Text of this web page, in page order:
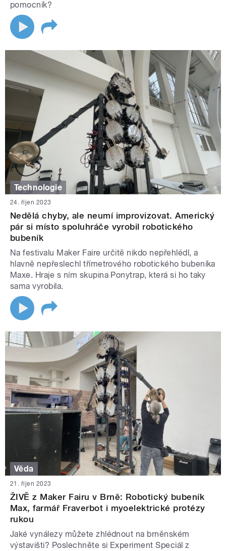
pomocník?
Technologie
24. říjen 2023
Nedělá chyby, ale neumí improvizovat. Americký
pár si místo spoluhráče vyrobil robotického
bubeník
Na festivalu Maker Faire určitě nikdo nepřehlédl, a
hlavně nepřeslechl třímetrového robotického bubeníka
Maxe. Hraje s ním skupina Ponytrap, která si ho taky
sama vyrobila.
Věda
21. říjen 2023
ŽIVĚ z Maker Fairu v Brně: Robotický bubeník
Max, farmář Fraverbot i myoelektrické protézy
rukou
Jaké vynálezy můžete zhlédnout na brněnském
výstavišti? Poslechněte si Experiment Speciál z